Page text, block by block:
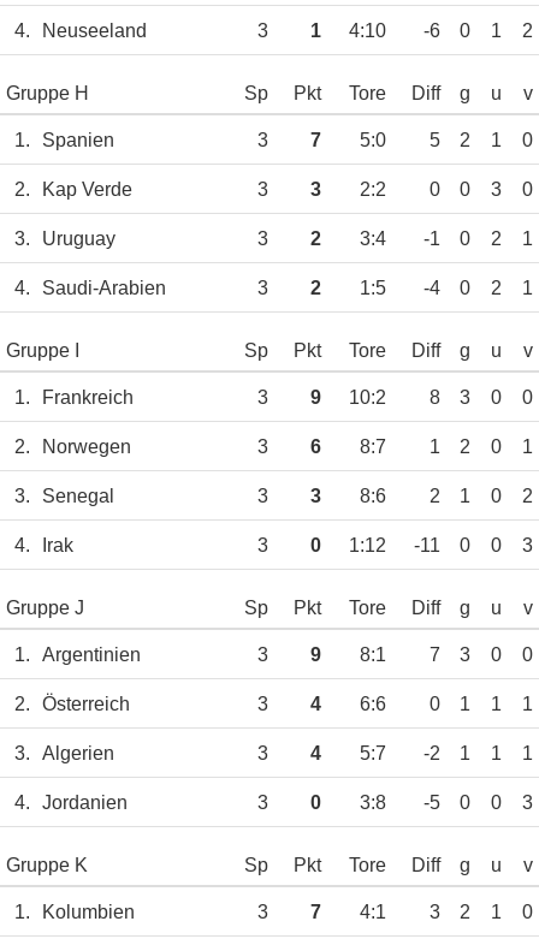
4. Neuseeland 3 1 4:10 -6 0 1 2
Gruppe H Sp Pkt Tore Diff g u v
1. Spanien 3 7 5:0 5 2 1 0
2. Kap Verde 3 3 2:2 0 0 3 0
3. Uruguay 3 2 3:4 -1 0 2 1
4. Saudi-Arabien 3 2 1:5 -4 0 2 1
Gruppe I Sp Pkt Tore Diff g u v
1. Frankreich 3 9 10:2 8 3 0 0
2. Norwegen 3 6 8:7 1 2 0 1
3. Senegal 3 3 8:6 2 1 0 2
4. Irak 3 0 1:12 -11 0 0 3
Gruppe J Sp Pkt Tore Diff g u v
1. Argentinien 3 9 8:1 7 3 0 0
2. Österreich 3 4 6:6 0 1 1 1
3. Algerien 3 4 5:7 -2 1 1 1
4. Jordanien 3 0 3:8 -5 0 0 3
Gruppe K Sp Pkt Tore Diff g u v
1. Kolumbien 3 7 4:1 3 2 1 0